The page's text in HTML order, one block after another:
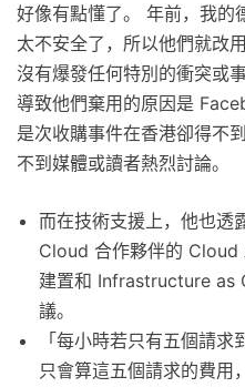
好像有點懂了。 年前，我
太不安全了，所以他們就改
沒有爆發任何特別的衝突或
導致他們棄用的原因是
是次收購事件在香港卻得不
不到媒體或讀者熱烈討論。
而在技術支援上，他也透
Cloud 合作夥伴的 Cloud
建置和 Infrastructure as
議。
「每小時若只有五個請
只會算這五個請求的費用